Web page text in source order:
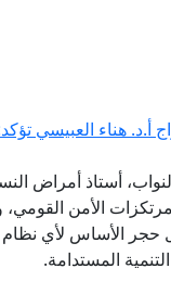
أ.د. هناء العبيسي
أستاذ أمراض
الأمن القومي،
حجر الأساس لأي
المستدامة.